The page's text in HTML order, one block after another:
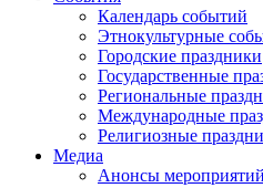
Календарь событий
Этнокультурные
Городские праздники
Государственные
Региональные
Международные
Религиозные
Медиа
Анонсы мероприятий